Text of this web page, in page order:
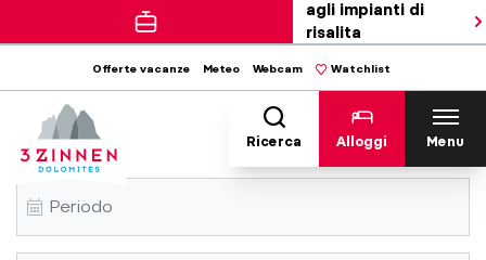
agli impianti di
risalita
Offerte vacanze Meteo Webcam Watchlist
Ricerca Alloggi Menu
Errore